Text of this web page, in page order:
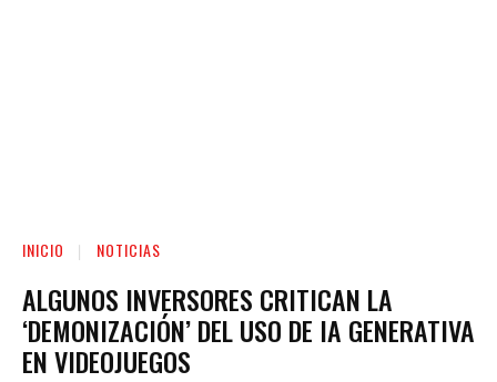
INICIO NOTICIAS
ALGUNOS INVERSORES CRITICAN LA
‘DEMONIZACIÓN’ DEL USO DE IA GENERATIVA
EN VIDEOJUEGOS